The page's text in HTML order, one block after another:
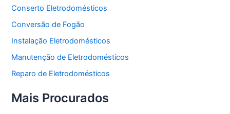
Conserto Eletrodomésticos
Conversão de Fogão
Instalação Eletrodomésticos
Manutenção de Eletrodomésticos
Reparo de Eletrodomésticos
Mais Procurados